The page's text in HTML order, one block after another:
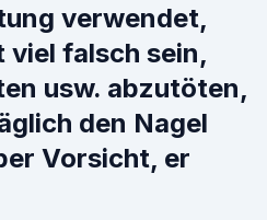
verwendet,
viel falsch sein,
usw. abzutöten,
den Nagel
Vorsicht, er